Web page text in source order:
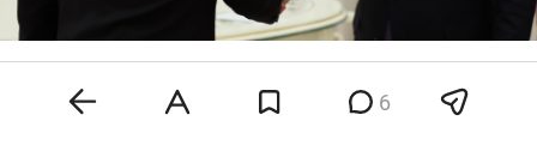
kremlin.ru 6